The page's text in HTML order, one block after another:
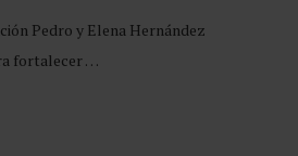
Pedro y Elena Hernández
fortalecer …